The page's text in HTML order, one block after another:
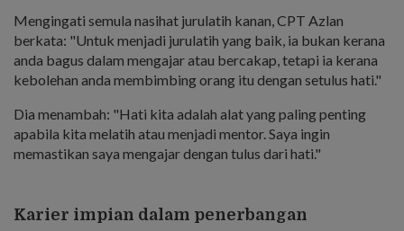
Mengingati semula nasihat jurulatih kanan, CPT Azlan
berkata: "Untuk menjadi jurulatih yang baik, ia bukan kerana
anda bagus dalam mengajar atau bercakap, tetapi ia kerana
kebolehan anda membimbing orang itu dengan setulus hati."
Dia menambah: "Hati kita adalah alat yang paling penting
apabila kita melatih atau menjadi mentor. Saya ingin
memastikan saya mengajar dengan tulus dari hati."
Karier impian dalam penerbangan